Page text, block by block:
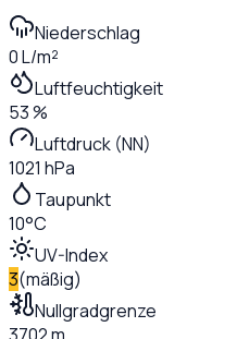
Niederschlag
0 L/m²
Luftfeuchtigkeit
53 %
Luftdruck (NN)
1021 hPa
Taupunkt
10°C
UV-Index
3(mäßig)
Nullgradgrenze